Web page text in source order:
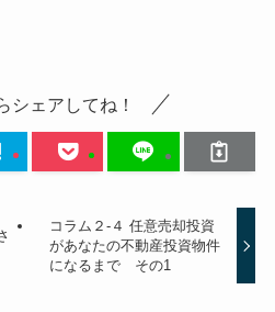
シェアしてね！
コラム２-４ 任意売却投資
があなたの不動産投資物件
になるまで その1